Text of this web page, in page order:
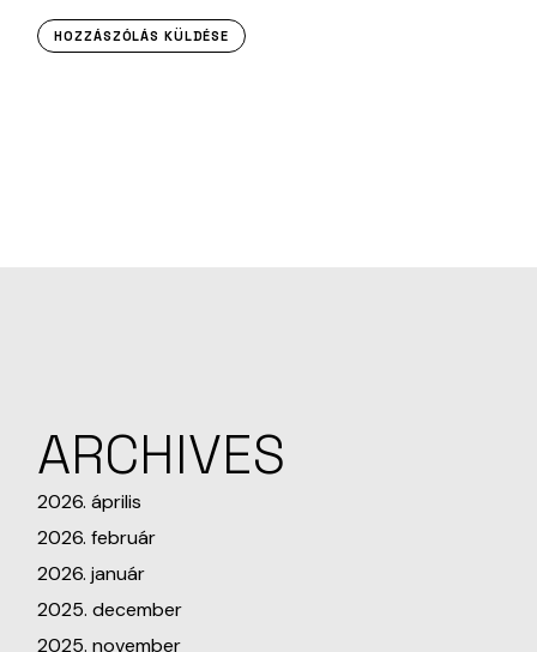
HOZZÁSZÓLÁS KÜLDÉSE
ARCHIVES
2026. április
2026. február
2026. január
2025. december
2025. november